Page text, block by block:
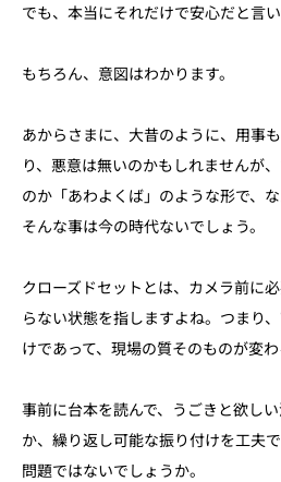
でも、本当にそれだけで安心だと言
もちろん、意図はわかります。
あからさまに、大昔のように、用事
り、悪意は無いのかもしれませんが
のか「あわよくば」のような形で、
そんな事は今の時代ないでしょう。
クローズドセットとは、カメラ前に
らない状態を指しますよね。つまり
けであって、現場の質そのものが変
事前に台本を読んで、うごきと欲し
か、繰り返し可能な振り付けを工夫
問題ではないでしょうか。